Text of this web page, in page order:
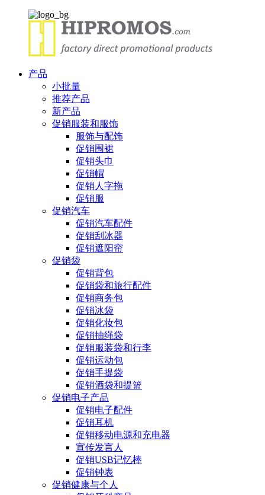
产品
小批量
推荐产品
新产品
促销服装和服饰
服饰与配饰
促销围裙
促销头巾
促销帽
促销人字拖
促销服
促销汽车
促销汽车配件
促销刮冰器
促销遮阳帘
促销袋
促销背包
促销袋和旅行配件
促销商务包
促销冰袋
促销化妆包
促销抽绳袋
促销服装袋和行李
促销运动包
促销手提袋
促销酒袋和提篮
促销电子产品
促销电子配件
促销耳机
促销移动电源和充电器
宣传发言人
促销USB记忆棒
促销钟表
促销健康与个人